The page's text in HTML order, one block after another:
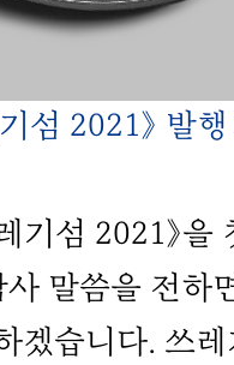
섬 2021》 발
기섬 2021》을
말씀을 전하
겠습니다. 쓰